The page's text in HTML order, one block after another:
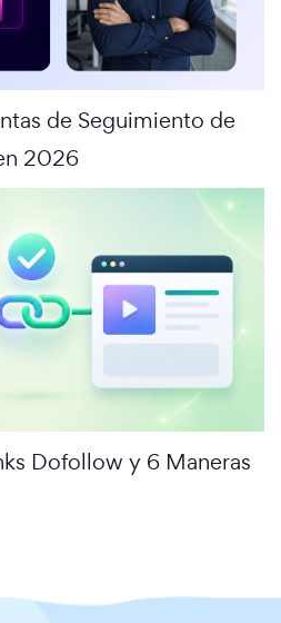
de Seguimiento de
2026
Dofollow y 6 Maneras